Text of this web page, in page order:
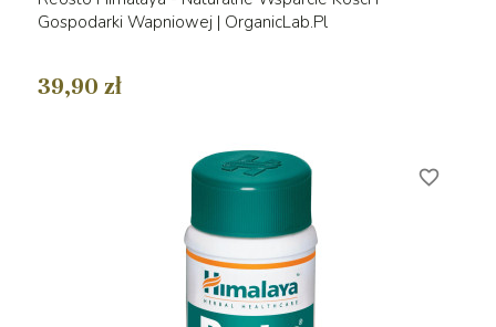
Gospodarki Wapniowej | OrganicLab.pl
39,90 zł
favorite_border